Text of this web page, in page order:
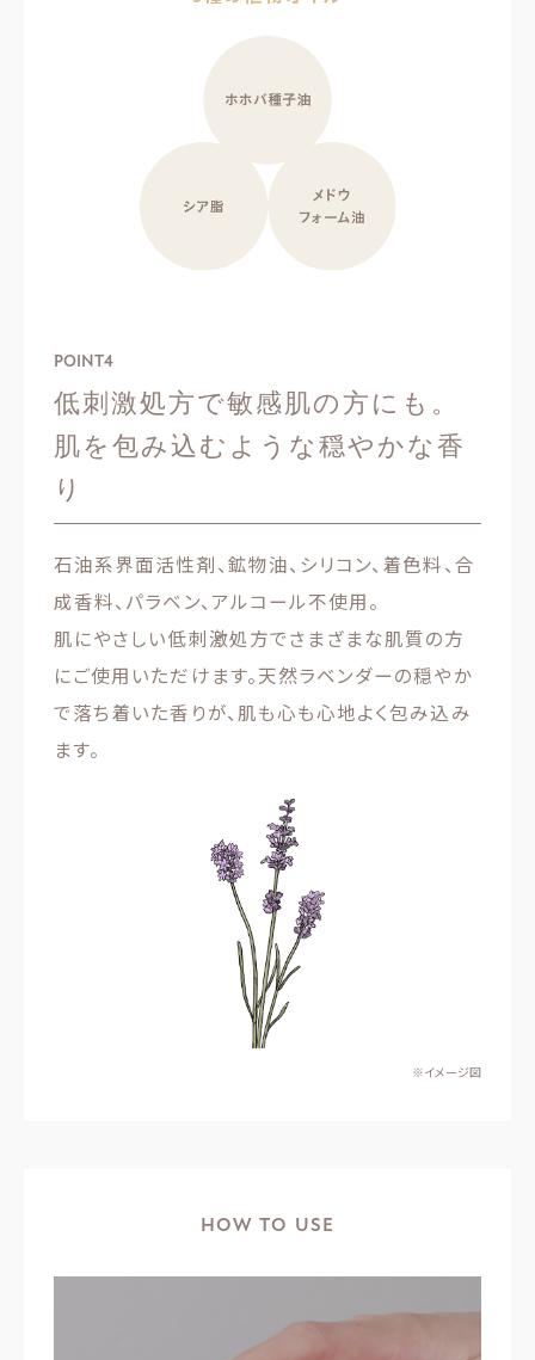
POINT4
低刺激処方で敏感肌の方にも。
肌を包み込むような穏やかな香
り
石油系界面活性剤、鉱物油、シリコン、着色料、合
成香料、パラベン、アルコール不使用。
肌にやさしい低刺激処方でさまざまな肌質の方
にご使用いただけます。天然ラベンダーの穏やか
で落ち着いた香りが、肌も心も心地よく包み込み
ます。
※イメージ図
HOW TO USE